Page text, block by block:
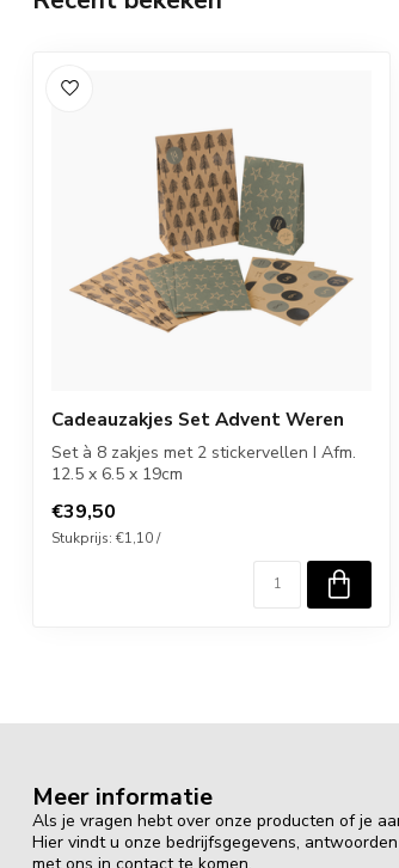
Cadeauzakjes Set Advent Weren
Set à 8 zakjes met 2 stickervellen I Afm.
12.5 x 6.5 x 19cm
€39,50
Stukprijs: €1,10 /
Meer informatie
Als je vragen hebt over onze producten of je
Hier vindt u onze bedrijfsgegevens,